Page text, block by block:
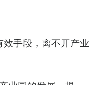
手段，离不开产业